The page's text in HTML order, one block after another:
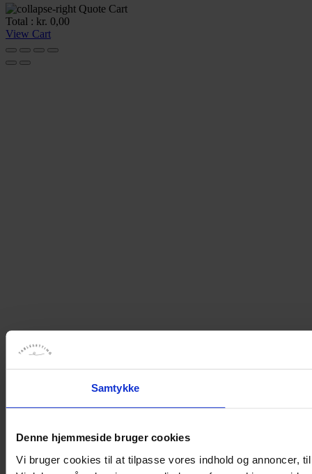
Samtykke
Denne hjemmeside bruger cookies
Vi bruger cookies til at tilpasse vores indhold og annoncer,
Quote Cart
Total : kr. 0,00
View Cart